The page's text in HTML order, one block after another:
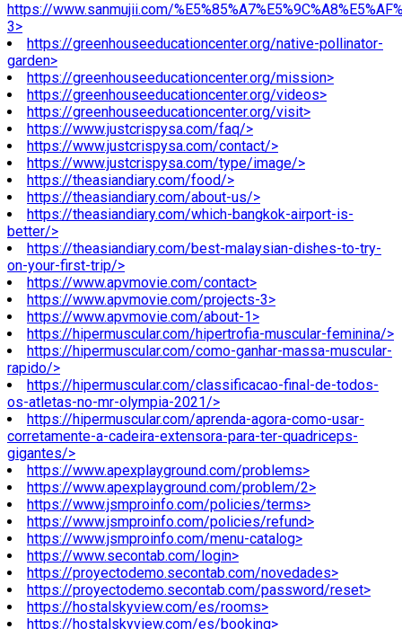
https://www.sanmujii.com/
3>
https://greenhouseeducationcenter.org/native-pollinator-
garden>
https://greenhouseeducationcenter.org/mission>
https://greenhouseeducationcenter.org/videos>
https://greenhouseeducationcenter.org/visit>
https://www.justcrispysa.com/faq/>
https://www.justcrispysa.com/contact/>
https://www.justcrispysa.com/type/image/>
https://theasiandiary.com/food/>
https://theasiandiary.com/about-us/>
https://theasiandiary.com/which-bangkok-airport-is-
better/>
https://theasiandiary.com/best-malaysian-dishes-to-try-
on-your-first-trip/>
https://www.apvmovie.com/contact>
https://www.apvmovie.com/projects-3>
https://www.apvmovie.com/about-1>
https://hipermuscular.com/hipertrofia-muscular-feminina/>
https://hipermuscular.com/como-ganhar-massa-muscular-
rapido/>
https://hipermuscular.com/classificacao-final-de-todos-
os-atletas-no-mr-olympia-2021/>
https://hipermuscular.com/aprenda-agora-como-usar-
corretamente-a-cadeira-extensora-para-ter-quadriceps-
gigantes/>
https://www.apexplayground.com/problems>
https://www.apexplayground.com/problem/2>
https://www.jsmproinfo.com/policies/terms>
https://www.jsmproinfo.com/policies/refund>
https://www.jsmproinfo.com/menu-catalog>
https://www.secontab.com/login>
https://proyectodemo.secontab.com/novedades>
https://proyectodemo.secontab.com/password/reset>
https://hostalskyview.com/es/rooms>
https://hostalskyview.com/es/booking>